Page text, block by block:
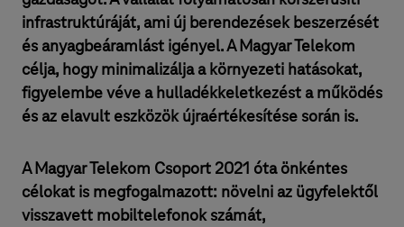
infrastruktúráját, ami új berendezések beszerzését
és anyagbeáramlást igényel. A Magyar Telekom
célja, hogy minimalizálja a környezeti hatásokat,
figyelembe véve a hulladékkeletkezést a működés
és az elavult eszközök újraértékesítése során is.
A Magyar Telekom Csoport 2021 óta önkéntes
célokat is megfogalmazott: növelni az ügyfelektől
visszavett mobiltelefonok számát,